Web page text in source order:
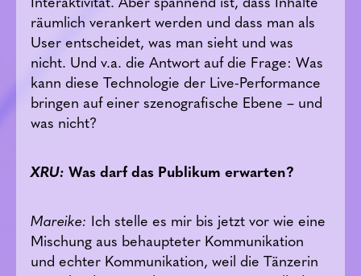
räumlich verankert werden und dass man als
User entscheidet, was man sieht und was
nicht. Und v.a. die Antwort auf die Frage: Was
kann diese Technologie der Live-Performance
bringen auf einer szenografische Ebene – und
was nicht?
XRU: Was darf das Publikum erwarten?
Mareike: Ich stelle es mir bis jetzt vor wie eine
Mischung aus behaupteter Kommunikation
und echter Kommunikation, weil die Tänzerin